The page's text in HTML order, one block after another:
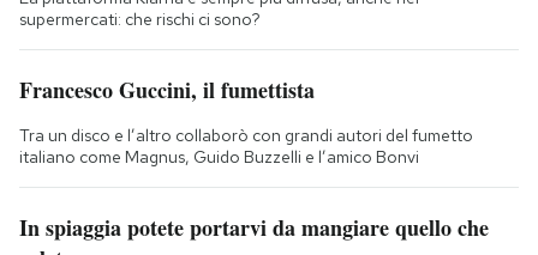
supermercati: che rischi ci sono?
Francesco Guccini, il fumettista
Tra un disco e l’altro collaborò con grandi autori del fumetto
italiano come Magnus, Guido Buzzelli e l’amico Bonvi
In spiaggia potete portarvi da mangiare quello che